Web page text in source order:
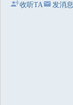
收听TA 发消息